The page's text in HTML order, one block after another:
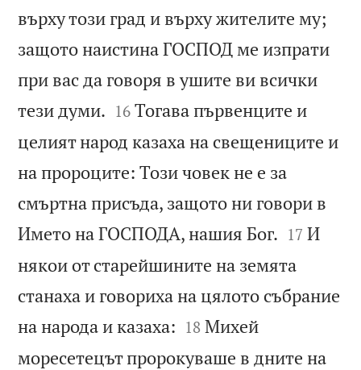
върху този град и върху жителите му;
защото наистина ГОСПОД ме изпрати
при вас да говоря в ушите ви всички
тези думи. 

16 Тогава първенците и
целият народ казаха на свещениците и
на пророците: Този човек не е за
смъртна присъда, защото ни говори в
Името на ГОСПОДА, нашия Бог. 

17 И
някои от старейшините на земята
станаха и говориха на цялото събрание
на народа и казаха: 

18 Михей
моресетецът пророкуваше в дните на